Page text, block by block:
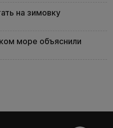
на зимовку
море объяснили